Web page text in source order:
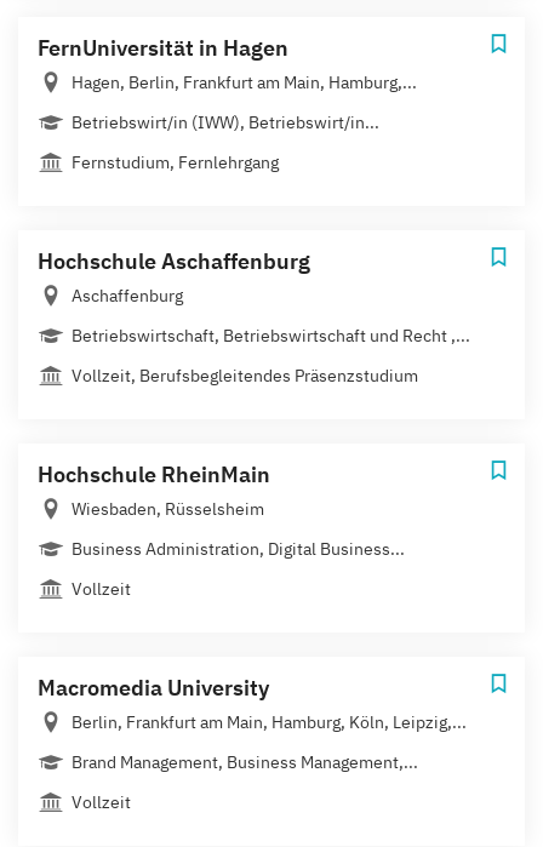
FernUniversität in Hagen
Hagen, Berlin, Frankfurt am Main, Hamburg,...
Betriebswirt/in (IWW), Betriebswirt/in...
Fernstudium, Fernlehrgang
Hochschule Aschaffenburg
Aschaffenburg
Betriebswirtschaft, Betriebswirtschaft und Recht ,...
Vollzeit, Berufsbegleitendes Präsenzstudium
Hochschule RheinMain
Wiesbaden, Rüsselsheim
Business Administration, Digital Business...
Vollzeit
Macromedia University
Berlin, Frankfurt am Main, Hamburg, Köln, Leipzig,...
Brand Management, Business Management,...
Vollzeit